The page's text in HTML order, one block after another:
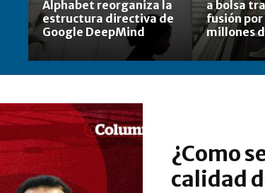
Alphabet reorganiza la
estructura directiva de
Google DeepMind
a bolsa
fusión
millones
¿Como
calidad